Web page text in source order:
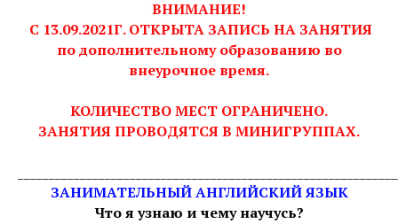
ВНИМАНИЕ!
С 13.09.2021Г. ОТКРЫТА ЗАПИСЬ НА ЗАНЯТИЯ
по дополнительному образованию во
внеурочное время.
КОЛИЧЕСТВО МЕСТ ОГРАНИЧЕНО.
ЗАНЯТИЯ ПРОВОДЯТСЯ В МИНИГРУППАХ.
ЗАНИМАТЕЛЬНЫЙ АНГЛИЙСКИЙ ЯЗЫК
Что я узнаю и чему научусь?